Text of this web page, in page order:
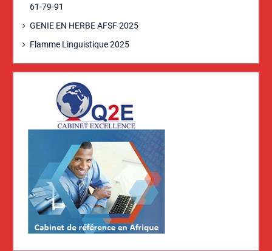
61-79-91
GENIE EN HERBE AFSF 2025
Flamme Linguistique 2025